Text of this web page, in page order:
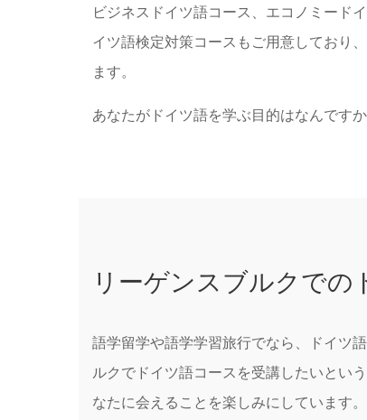
ビジネスドイツ語コース、エコノミード
イツ語検定対策コースもご用意しており
ます。
あなたがドイツ語を学ぶ目的はなんです
リーゲンスブルクでの
語学留学や語学学習旅行でなら、ドイツ
ルクでドイツ語コースを受講したいとい
なたに会えることを楽しみにしています